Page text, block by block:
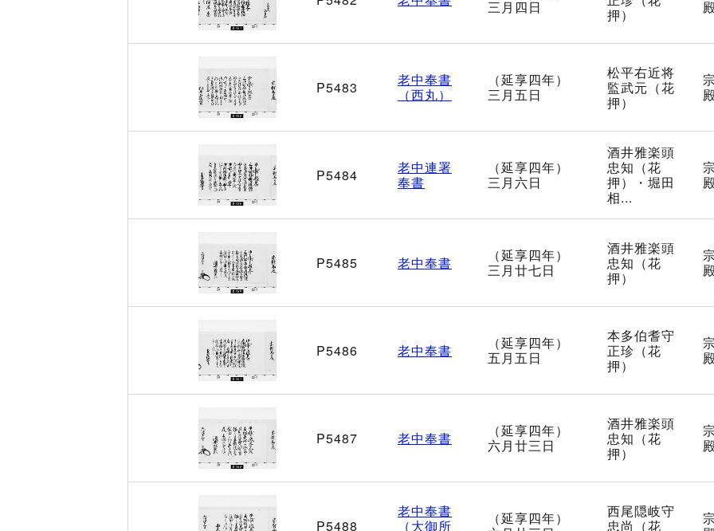
三月四日
押）
P5483
老中奉書
（西丸）
（延享四年）
三月五日
松平右近将
監武元（花
押）
P5484
老中連署
奉書
（延享四年）
三月六日
酒井雅楽頭
忠知（花
押）・堀田
相...
P5485 老中奉書
（延享四年）
三月廿七日
酒井雅楽頭
忠知（花
押）
P5486 老中奉書
（延享四年）
五月五日
本多伯耆守
正珍（花
押）
P5487 老中奉書
（延享四年）
六月廿三日
酒井雅楽頭
忠知（花
押）
P5488
老中奉書
（大御所
（延享四年）
西尾隠岐守
忠尚（花